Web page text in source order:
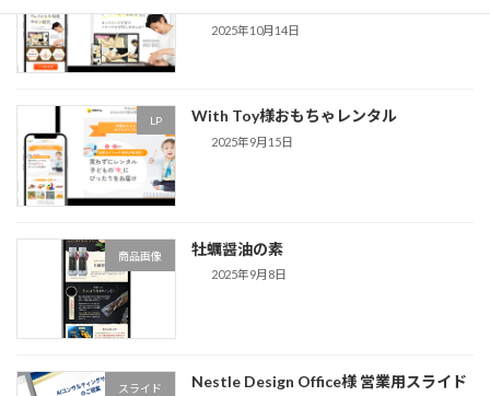
2025年10月14日
LP With Toy様おもちゃレンタル
2025年9月15日
商品画像 牡蠣醤油の素
2025年9月8日
スライド Nestle Design Office様 営業用スライド